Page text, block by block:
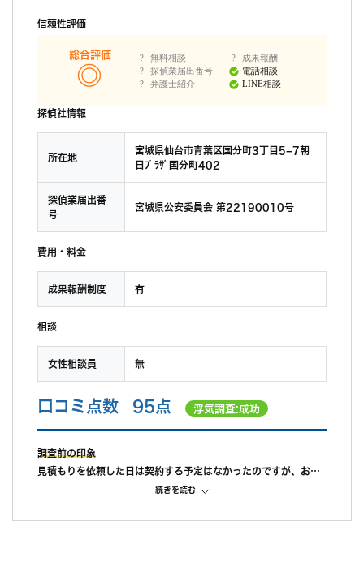
信頼性評価
総合評価
無料相談
探偵業届出番号
弁護士紹介
成果報酬
電話相談
LINE相談
探偵社情報
所在地
宮城県仙台市青葉区国分町3丁目5−7朝
日ﾌﾟﾗｻﾞ国分町402
探偵業届出番
号
宮城県公安委員会 第22190010号
費用・料金
成果報酬制度 有
相談
女性相談員 無
口コミ点数 95点 浮気調査:成功
調査前の印象
見積もりを依頼した日は契約する予定はなかったのですが、お話
しやすい雰囲気だったのと、見積書が明瞭だったので契約するこ
調査中の印象
続きを読む